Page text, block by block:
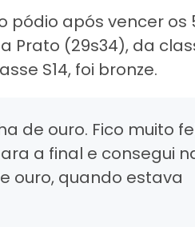
pódio após vencer os
Prato (29s34), da
S14, foi bronze.
de ouro. Fico muito
a final e consegui
ouro, quando estava